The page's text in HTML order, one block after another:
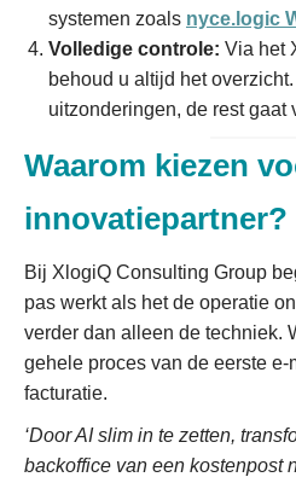
systemen zoals nyce.logic
Volledige controle: Via het
behoud u altijd het
uitzonderingen, de rest gaat
Waarom kiezen
innovatiepartner?
Bij XlogiQ Consulting Group
pas werkt als het de operatie
verder dan alleen de techniek.
gehele proces van de eerste
facturatie.
‘Door AI slim in te zetten,
backoffice van een kostenpost